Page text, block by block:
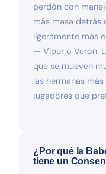
perdón con
más masa detrás
ligeramente más
— Viper o Veron.
que se mueven
las hermanas
jugadores que
¿Por qué la
tiene un